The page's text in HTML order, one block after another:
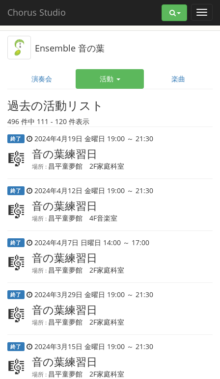
Chorus Studio
Ensemble 音の葉
演奏会 活動 楽曲
過去の活動リスト
496 件中 111 - 120 件表示
終了 2024年4月19日 金曜日 19:00 ～ 21:30
🎼 音の葉練習日
場所 : 昌平童夢館 2F家庭科室
終了 2024年4月12日 金曜日 19:00 ～ 21:30
🎼 音の葉練習日
場所 : 昌平童夢館 4F音楽室
終了 2024年4月7日 日曜日 14:00 ～ 17:00
🎼 音の葉練習日
場所 : 昌平童夢館 2F家庭科室
終了 2024年3月29日 金曜日 19:00 ～ 21:30
🎼 音の葉練習日
場所 : 昌平童夢館 2F家庭科室
終了 2024年3月15日 金曜日 19:00 ～ 21:30
🎼 音の葉練習日
場所 : 昌平童夢館 2F家庭科室